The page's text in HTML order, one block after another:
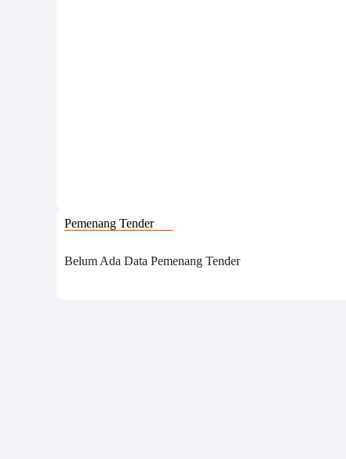
Pemenang Tender
Belum Ada Data Pemenang Tender